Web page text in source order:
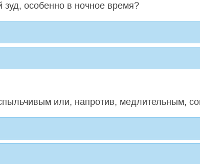
особенно в ночное время?
или, напротив, медлительным,